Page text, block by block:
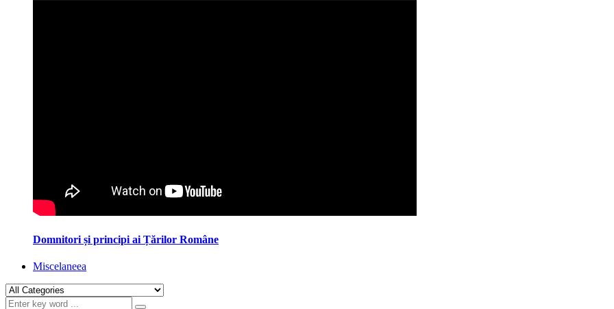
Domnitori și principi ai Țărilor Române
Miscelaneea